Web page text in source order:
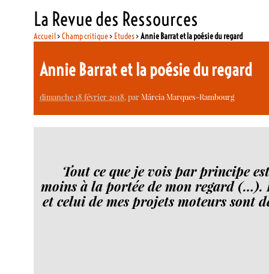
La Revue des Ressources
Accueil>Champ critique> Etudes>Annie Barrat et la poésie du regard
Annie Barrat et la poésie du regard
dimanche 18 février 2018, parMárcia Marques-Rambourg
Tout ce que je vois par principe
moins à la portée de mon regard (…).
et celui de mes projets moteurs sont